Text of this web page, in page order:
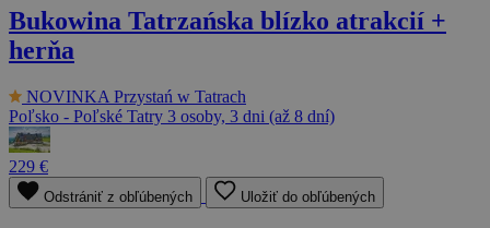
Bukowina Tatrzańska blízko atrakcií +
herňa
NOVINKA Przystań w Tatrach
Poľsko - Poľské Tatry 3 osoby, 3 dni (až 8 dní)
229 €
Odstrániť z obľúbených Uložiť do obľúbených